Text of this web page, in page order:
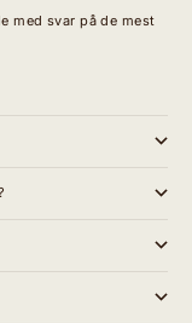
med svar på de mest